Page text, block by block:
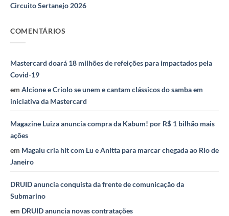
Circuito Sertanejo 2026
COMENTÁRIOS
Mastercard doará 18 milhões de refeições para impactados pela
Covid-19
em Alcione e Criolo se unem e cantam clássicos do samba em
iniciativa da Mastercard
Magazine Luiza anuncia compra da Kabum! por R$ 1 bilhão mais
ações
em Magalu cria hit com Lu e Anitta para marcar chegada ao Rio de
Janeiro
DRUID anuncia conquista da frente de comunicação da
Submarino
em DRUID anuncia novas contratações